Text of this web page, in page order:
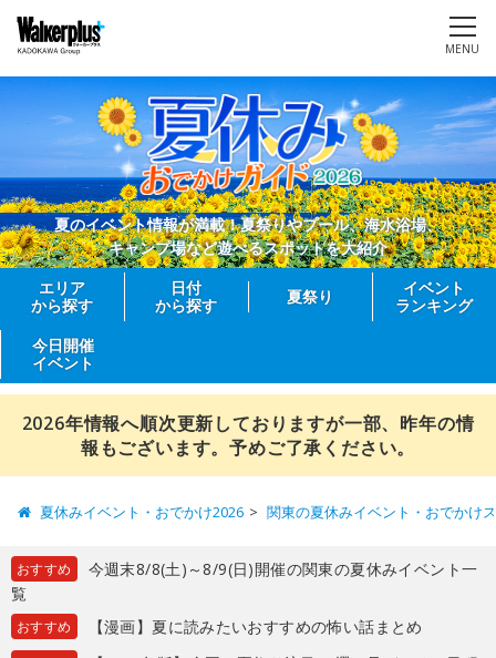
MENU
夏のイベント情報が満載！夏祭りやプール、海水浴場、
キャンプ場など遊べるスポットを大紹介
エリア
から探す
日付
から探す
夏祭り
イベント
ランキング
今日開催
イベント
2026年情報へ順次更新しておりますが一部、昨年の情
報もございます。予めご了承ください。
夏休みイベント・おでかけ2026 関東の夏休みイベント・おでかけ
おすすめ
今週末8/8(土)～8/9(日)開催の関東の夏休みイベント一
覧
おすすめ 【漫画】夏に読みたいおすすめの怖い話まとめ